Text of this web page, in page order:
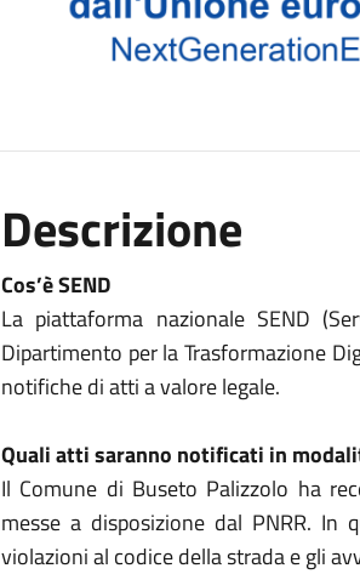
Descrizione
Cos’è SEND
La piattaforma nazionale SEND
Dipartimento per la Trasformazione
notifiche di atti a valore legale.
Quali atti saranno notificati in
Il Comune di Buseto Palizzolo ha
messe a disposizione dal PNRR.
violazioni al codice della strada e gli